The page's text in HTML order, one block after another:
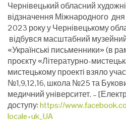
Чернівецький обласний
відзначення Міжнародного
2023 року у Чернівецькому
відбувся масштабний
«Українські письменники» (в
проєкту «Літературно-
мистецькому проекті взяло
№1,9,12,16, школа №25 та
медичний університет. –
доступу:https://
locale=uk_UA